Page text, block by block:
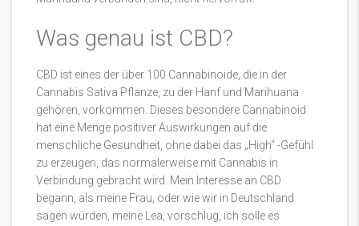
Was genau ist CBD?
CBD ist eines der über 100 Cannabinoide, die in der
Cannabis Sativa Pflanze, zu der Hanf und Marihuana
gehören, vorkommen. Dieses besondere Cannabinoid
hat eine Menge positiver Auswirkungen auf die
menschliche Gesundheit, ohne dabei das „High“ -Gefühl
zu erzeugen, das normalerweise mit Cannabis in
Verbindung gebracht wird. Mein Interesse an CBD
begann, als meine Frau, oder wie wir in Deutschland
sagen würden, meine Lea, vorschlug, ich solle es